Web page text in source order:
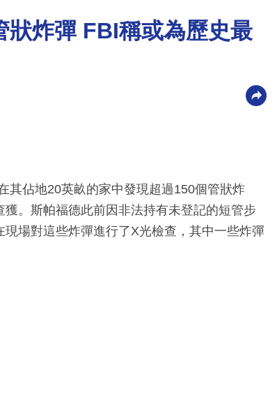
狀炸彈 FBI稱或為歷史最
其佔地20英畝的家中發現超過150個管狀炸
。斯帕福德此前因非法持有未登記的短管步
場對這些炸彈進行了X光檢查，其中一些炸彈